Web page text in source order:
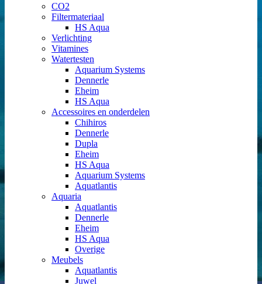
CO2
Filtermateriaal
HS Aqua
Verlichting
Vitamines
Watertesten
Aquarium Systems
Dennerle
Eheim
HS Aqua
Accessoires en onderdelen
Chihiros
Dennerle
Dupla
Eheim
HS Aqua
Aquarium Systems
Aquatlantis
Aquaria
Aquatlantis
Dennerle
Eheim
HS Aqua
Overige
Meubels
Aquatlantis
Juwel